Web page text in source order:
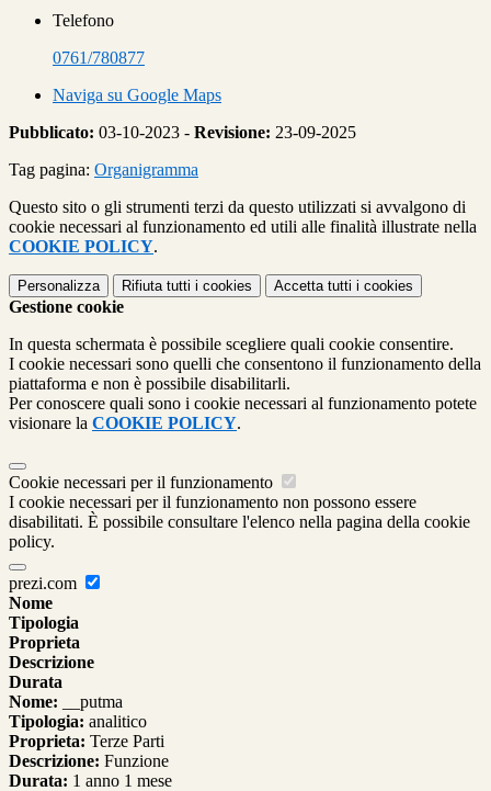
Telefono
0761/780877
Naviga su Google Maps
Pubblicato: 03-10-2023 - Revisione: 23-09-2025
Tag pagina: Organigramma
Questo sito o gli strumenti terzi da questo utilizzati si avvalgono di
cookie necessari al funzionamento ed utili alle finalità illustrate nella
COOKIE POLICY.
Personalizza Rifiuta tutti i cookies Accetta tutti i cookies
Gestione cookie
In questa schermata è possibile scegliere quali cookie consentire.
I cookie necessari sono quelli che consentono il funzionamento della
piattaforma e non è possibile disabilitarli.
Per conoscere quali sono i cookie necessari al funzionamento potete
visionare la COOKIE POLICY.
Cookie necessari per il funzionamento
I cookie necessari per il funzionamento non possono essere
disabilitati. È possibile consultare l'elenco nella pagina della cookie
policy.
prezi.com
Nome
Tipologia
Proprieta
Descrizione
Durata
Nome: __putma
Tipologia: analitico
Proprieta: Terze Parti
Descrizione: Funzione
Durata: 1 anno 1 mese